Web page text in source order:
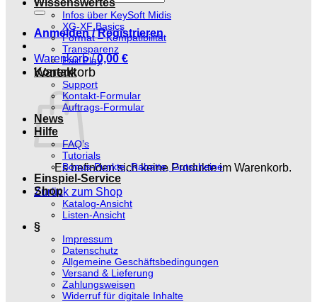
nach:
Anmelden / Registrieren
Warenkorb /0,00 €
Warenkorb
Es befinden sich keine Produkte im Warenkorb.
Zurück zum Shop
Wissenswertes
Infos über KeySoft Midis
XG-XF Basics
Format – Kompatibilität
Transparenz
Fair Play
Kontakt
Support
Kontakt-Formular
Auftrags-Formular
News
Hilfe
FAQ’s
Tutorials
Bonus-Punkte, Rabatte, Gutscheine
Einspiel-Service
Shop
Katalog-Ansicht
Listen-Ansicht
§
Impressum
Datenschutz
Allgemeine Geschäftsbedingungen
Versand & Lieferung
Zahlungsweisen
Widerruf für digitale Inhalte